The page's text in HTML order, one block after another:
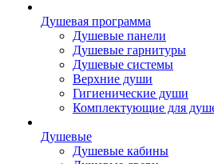
Душевая программа
Душевые панели
Душевые гарнитуры
Душевые системы
Верхние души
Гигиенические души
Комплектующие для
Душевые
Душевые кабины